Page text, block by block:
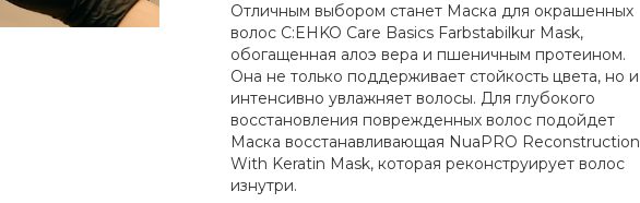
Отличным выбором станет Маска для окрашенных
волос C:EHKO Care Basics Farbstabilkur Mask,
обогащенная алоэ вера и пшеничным протеином.
Она не только поддерживает стойкость цвета, но и
интенсивно увлажняет волосы. Для глубокого
восстановления поврежденных волос подойдет
Маска восстанавливающая NuaPRO Reconstruction
With Keratin Mask, которая реконструирует волос
изнутри.